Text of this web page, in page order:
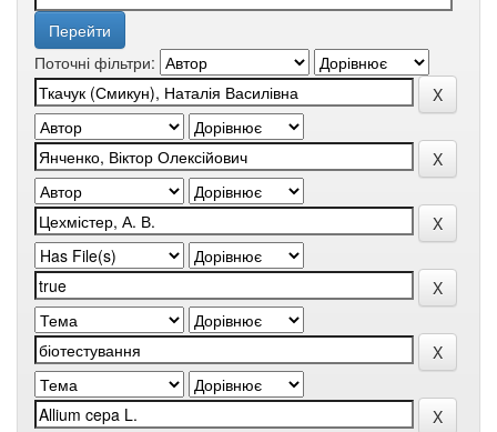
Поточні фільтри: